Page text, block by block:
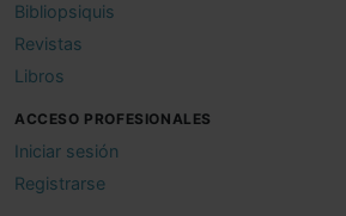
Bibliopsiquis
Revistas
Libros
ACCESO PROFESIONALES
Iniciar sesión
Registrarse